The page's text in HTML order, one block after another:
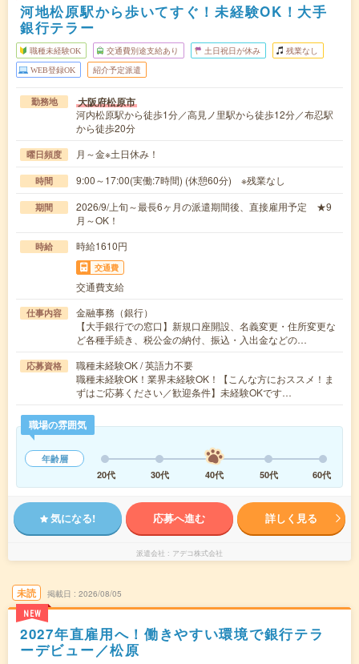
河地松原駅から歩いてすぐ！未経験OK！大手
銀行テラー
職種未経験OK 交通費別途支給あり 土日祝日が休み 残業なし
WEB登録OK 紹介予定派遣
勤務地 大阪府松原市
河内松原駅から徒歩1分／高見ノ里駅から徒歩12分／布忍駅
から徒歩20分
曜日頻度 月～金※土日休み！
時間 9:00～17:00(実働:7時間) (休憩60分) ※残業なし
期間
2026/9/上旬～最長6ヶ月の派遣期間後、直接雇用予定 ★9
月～OK！
時給 時給1610円
交通費
交通費支給
仕事内容
金融事務（銀行）
【大手銀行での窓口】新規口座開設、名義変更・住所変更な
ど各種手続き、税公金の納付、振込・入出金などの…
応募資格
職種未経験OK / 英語力不要
職種未経験OK！業界未経験OK！【こんな方におススメ！ま
ずはご応募ください／歓迎条件】未経験OKです…
職場の雰囲気
年齢層
20代
30代 40代 50代 60代
気になる! 応募へ進む 詳しく見る
派遣会社 アデコ株式会社
未読
NEW
掲載日 2026/08/05
2027年直雇用へ！働きやすい環境で銀行テラ
ーデビュー／松原